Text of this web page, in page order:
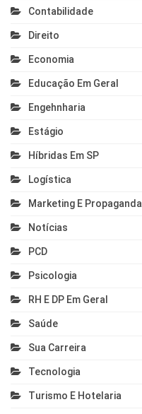
Contabilidade
Direito
Economia
Educação Em Geral
Engehnharia
Estágio
Híbridas Em SP
Logística
Marketing E Propaganda
Notícias
PCD
Psicologia
RH E DP Em Geral
Saúde
Sua Carreira
Tecnologia
Turismo E Hotelaria